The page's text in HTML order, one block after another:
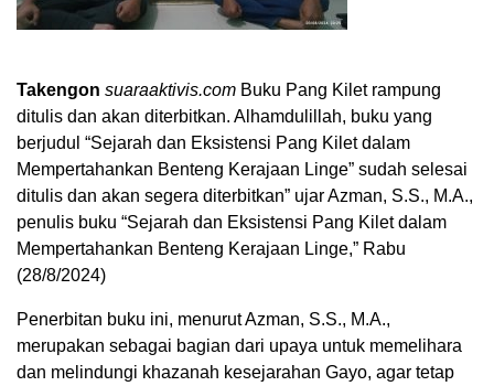
Takengon suaraaktivis.com Buku Pang Kilet rampung
ditulis dan akan diterbitkan. Alhamdulillah, buku yang
berjudul “Sejarah dan Eksistensi Pang Kilet dalam
Mempertahankan Benteng Kerajaan Linge” sudah selesai
ditulis dan akan segera diterbitkan” ujar Azman, S.S., M.A.,
penulis buku “Sejarah dan Eksistensi Pang Kilet dalam
Mempertahankan Benteng Kerajaan Linge,” Rabu
(28/8/2024)
Penerbitan buku ini, menurut Azman, S.S., M.A.,
merupakan sebagai bagian dari upaya untuk memelihara
dan melindungi khazanah kesejarahan Gayo, agar tetap